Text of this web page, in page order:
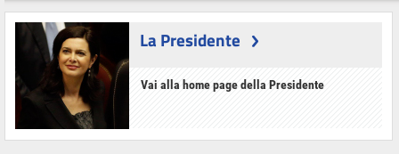
La Presidente
Vai alla home page della Presidente